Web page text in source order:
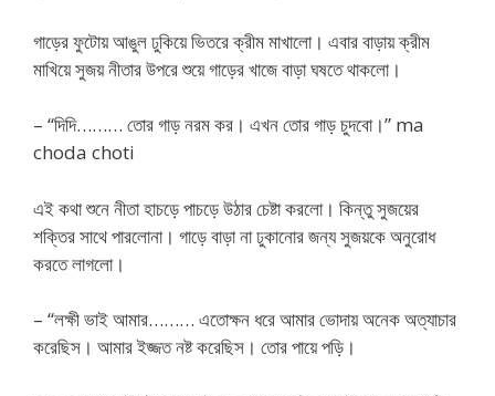
গাড়ের ফুটোয় আঙুল ঢুকিয়ে ভিতরে ক্রীম মাখালো। এবার বাড়ায় ক্রীম
মাখিয়ে সুজয় নীতার উপরে শুয়ে গাড়ের খাজে বাড়া ঘষতে থাকলো।
– “দিদি……… তোর গাড় নরম কর। এখন তোর গাড় চুদবো।” ma
choda choti
এই কথা শুনে নীতা হাচড়ে পাচড়ে উঠার চেষ্টা করলো। কিন্তু সুজয়ের
শক্তির সাথে পারলোনা। গাড়ে বাড়া না ঢুকানোর জন্য সুজয়কে অনুরোধ
করতে লাগলো।
– “লক্ষী ভাই আমার……… এতোক্ষন ধরে আমার ভোদায় অনেক অত্যাচার
করেছিস। আমার ইজ্জত নষ্ট করেছিস। তোর পায়ে পড়ি।